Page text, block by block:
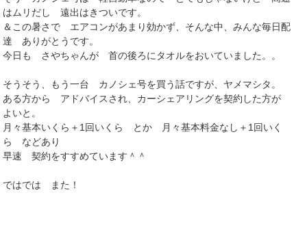
はムリだし 遠出はきついです。
＆この暑さで エアコンがあまり効かず、そんな中、みんな毎日配
達 ありがとうです。
今日も さやちゃんが 首の後ろにタオルをおいていました。。
そうそう、もう一台 カノシェ号を買う話ですが、ヤメマシタ。
ある方から アドバイスされ、カーシェアリングを契約した方が
よいと。
月々基本いくら＋1回いくら とか 月々基本料金なし＋1回いく
ら などあり
早速 契約をすすめています＾＾
ではでは また！